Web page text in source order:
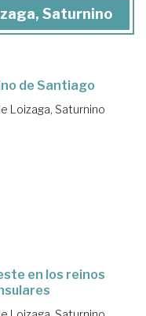
Saturnino
de Santiago
Loizaga, Saturnino
en los reinos